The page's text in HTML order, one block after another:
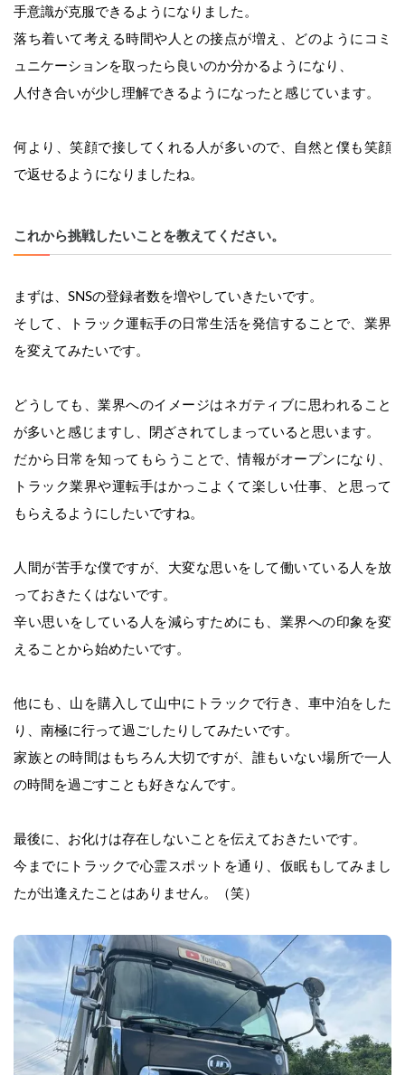
手意識が克服できるようになりました。
落ち着いて考える時間や人との接点が増え、どのようにコミ
ュニケーションを取ったら良いのか分かるようになり、
人付き合いが少し理解できるようになったと感じています。
何より、笑顔で接してくれる人が多いので、自然と僕も笑顔
で返せるようになりましたね。
これから挑戦したいことを教えてください。
まずは、SNSの登録者数を増やしていきたいです。
そして、トラック運転手の日常生活を発信することで、業界
を変えてみたいです。
どうしても、業界へのイメージはネガティブに思われること
が多いと感じますし、閉ざされてしまっていると思います。
だから日常を知ってもらうことで、情報がオープンになり、
トラック業界や運転手はかっこよくて楽しい仕事、と思って
もらえるようにしたいですね。
人間が苦手な僕ですが、大変な思いをして働いている人を放
っておきたくはないです。
辛い思いをしている人を減らすためにも、業界への印象を変
えることから始めたいです。
他にも、山を購入して山中にトラックで行き、車中泊をした
り、南極に行って過ごしたりしてみたいです。
家族との時間はもちろん大切ですが、誰もいない場所で一人
の時間を過ごすことも好きなんです。
最後に、お化けは存在しないことを伝えておきたいです。
今までにトラックで心霊スポットを通り、仮眠もしてみまし
たが出逢えたことはありません。（笑）